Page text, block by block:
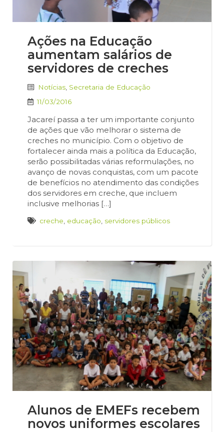
Ações na Educação
aumentam salários de
servidores de creches
Notícias Secretaria de Educação
11/03/2016
Jacareí passa a ter um importante conjunto
de ações que vão melhorar o sistema de
creches no município. Com o objetivo de
fortalecer ainda mais a política da Educação,
serão possibilitadas várias reformulações, no
avanço de novas conquistas, com um pacote
de benefícios no atendimento das condições
dos servidores em creche, que incluem
inclusive melhorias […]
creche educação servidores públicos
Alunos de EMEFs recebem
novos uniformes escolares